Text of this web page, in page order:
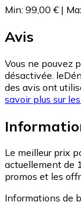
Min: 99,00 € |
Avis
Vous ne pouvez
désactivée.
des avis ont
savoir plus sur les
Le meilleur prix
actuellement de
promos et les
Informations de